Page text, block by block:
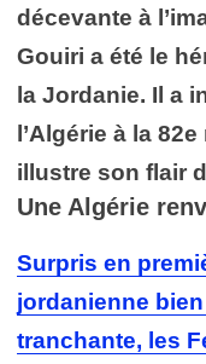
décevante à
Gouiri a été le
la Jordanie. Il a
l’Algérie à la
illustre son flair
Une Algérie
Surpris en
jordanienne
tranchante, les